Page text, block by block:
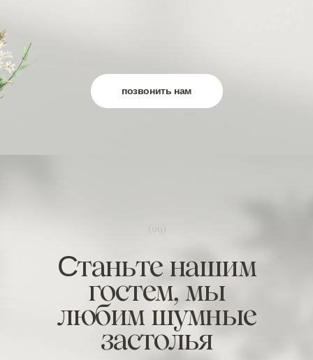
позвонить нам
(09)
Станьте нашим
гостем, мы
любим шумные
застолья